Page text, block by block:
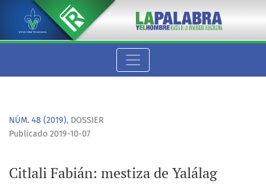
Citlali Fabián: mestiza de Yalálag
NÚM. 48 (2019), DOSSIER
Citlali Fabián: mestiza de Yalálag
Publicado 2019-10-07